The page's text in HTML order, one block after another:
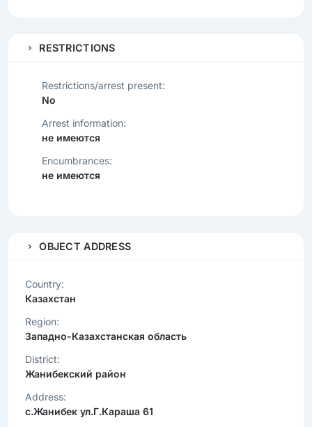
RESTRICTIONS
Restrictions/arrest present:
No
Arrest information:
не имеются
Encumbrances:
не имеются
OBJECT ADDRESS
Country:
Казахстан
Region:
Западно-Казахстанская область
District:
Жанибекский район
Address:
с.Жанибек ул.Г.Караша 61